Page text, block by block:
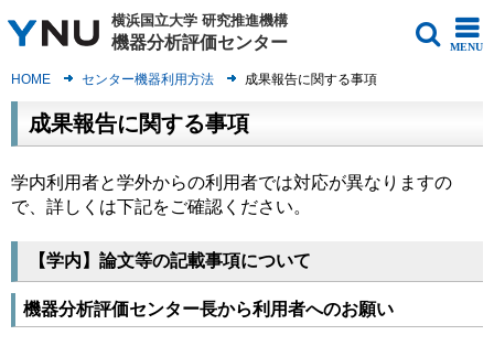
横浜国立大学 研究推進機構
機器分析評価センター MENU
HOME センター機器利用方法 成果報告に関する事項
成果報告に関する事項
学内利用者と学外からの利用者では対応が異なりますの
で、詳しくは下記をご確認ください。
【学内】論文等の記載事項について
機器分析評価センター長から利用者へのお願い